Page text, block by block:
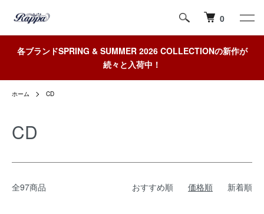
0
各ブランドSPRING & SUMMER 2026 COLLECTIONの新作が
続々と入荷中！
ホーム CD
CD
全97商品 おすすめ順 価格順 新着順